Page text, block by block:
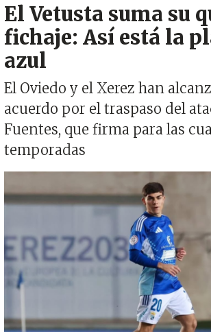
El Vetusta suma su
fichaje: Así está la
azul
El Oviedo y el Xerez han
acuerdo por el traspaso del
Fuentes, que firma para las
temporadas